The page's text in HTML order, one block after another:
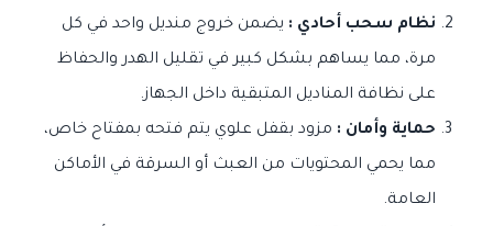
نظام سحب أحادي : يضمن خروج منديل واحد في كل
مرة، مما يساهم بشكل كبير في تقليل الهدر والحفاظ
على نظافة المناديل المتبقية داخل الجهاز.
حماية وأمان : مزود بقفل علوي يتم فتحه بمفتاح خاص،
مما يحمي المحتويات من العبث أو السرقة في الأماكن
العامة.